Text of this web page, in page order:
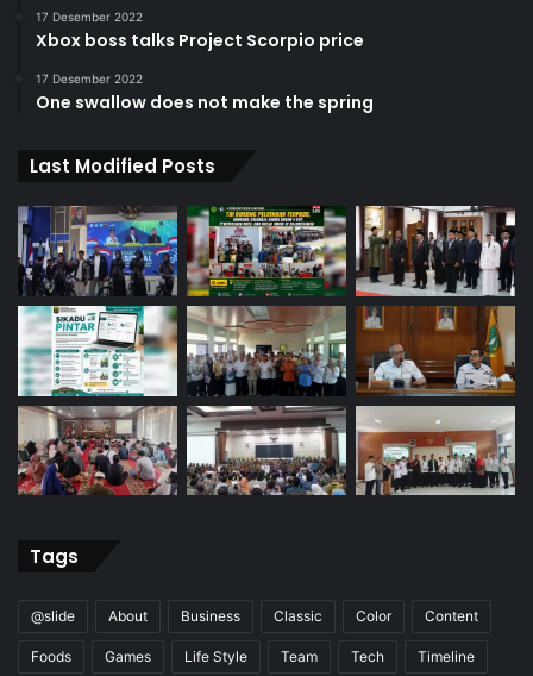
17 Desember 2022
Xbox boss talks Project Scorpio price
17 Desember 2022
One swallow does not make the spring
Last Modified Posts
Tags
@slide About Business Classic Color Content
Foods Games Life Style Team Tech Timeline